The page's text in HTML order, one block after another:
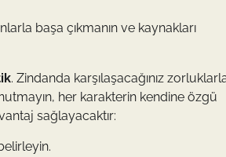
başa çıkmanın ve kaynakları
. Zindanda karşılaşacağınız
her karakterin kendine özgü
sağlayacaktır: